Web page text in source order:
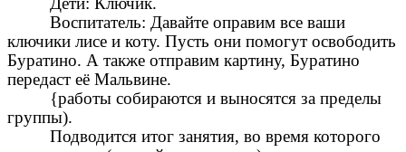
Воспитатель: Давайте оправим все ваши
ключики лисе и коту. Пусть они помогут освободить
Буратино. А также отправим картину, Буратино
передаст её Мальвине.
{работы собираются и выносятся за пределы
группы).
Подводится итог занятия, во время которого